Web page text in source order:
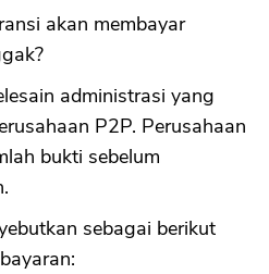
akan membayar
administrasi yang
P2P. Perusahaan
bukti sebelum
sebagai berikut